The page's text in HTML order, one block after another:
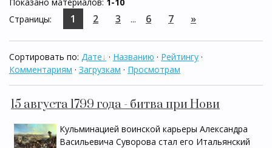
Страницы: 1 2 3 ... 6 7 »
Сортировать по: Дате · Названию · Рейтингу ·
Комментариям · Загрузкам · Просмотрам
15 августа 1799 года - битва при Нови
Кульминацией воинской карьеры Александра
Васильевича Суворова стал его Итальянский